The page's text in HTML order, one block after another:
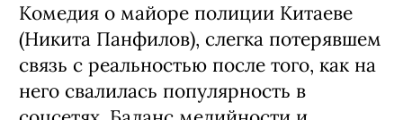
Комедия о майоре полиции Китаеве
(Никита Панфилов), слегка потерявшем
связь с реальностью после того, как на
него свалилась популярность в